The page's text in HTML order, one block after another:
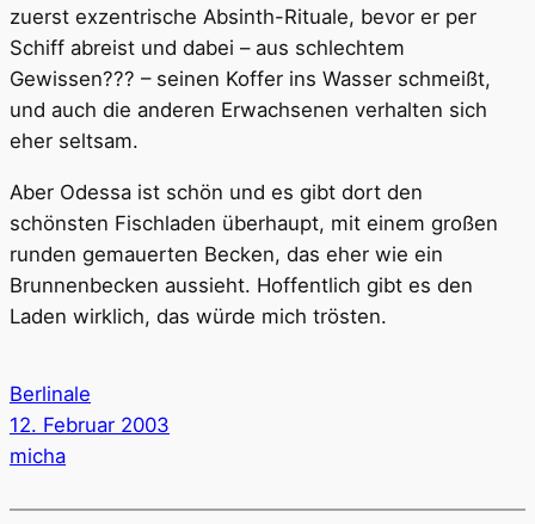
zuerst exzentrische Absinth-Rituale, bevor er per
Schiff abreist und dabei – aus schlechtem
Gewissen??? – seinen Koffer ins Wasser schmeißt,
und auch die anderen Erwachsenen verhalten sich
eher seltsam.
Aber Odessa ist schön und es gibt dort den
schönsten Fischladen überhaupt, mit einem großen
runden gemauerten Becken, das eher wie ein
Brunnenbecken aussieht. Hoffentlich gibt es den
Laden wirklich, das würde mich trösten.
Berlinale
12. Februar 2003
micha